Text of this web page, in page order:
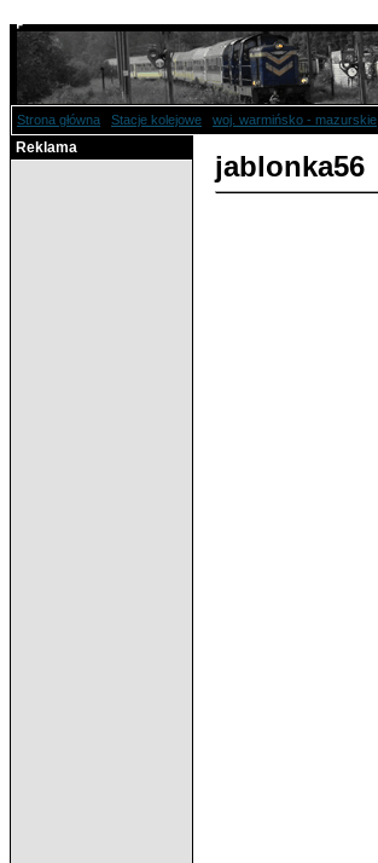
Strona główna Stacje kolejowe woj. warmińsko - mazurskie
Reklama
jablonka56